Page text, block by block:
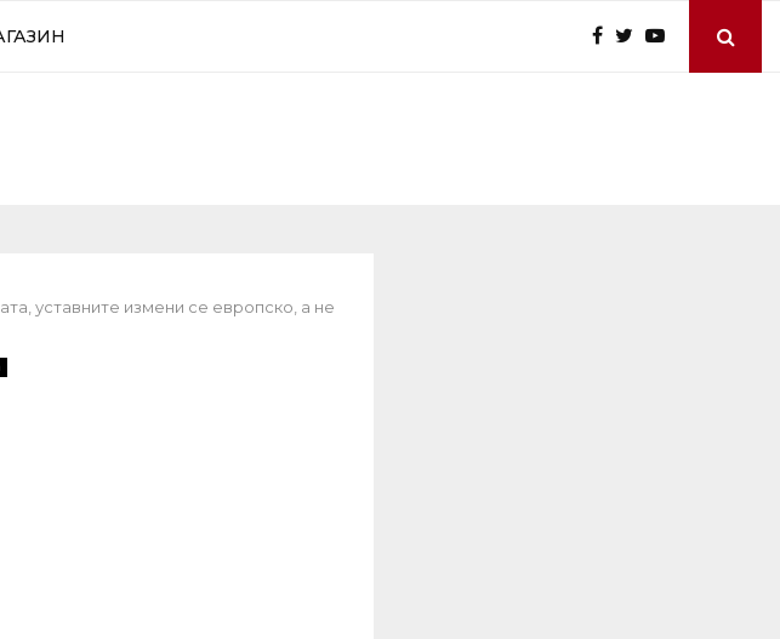
уставните измени се европско, а не